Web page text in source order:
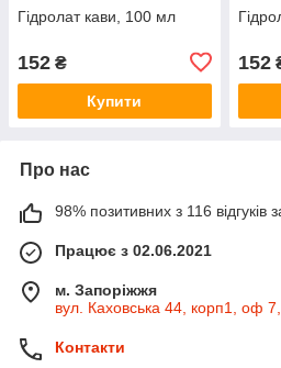
Гідролат кави, 100 мл
152 ₴
Купити
152
Про нас
98% позитивних з 116 відгуків
Працює з 02.06.2021
м. Запоріжжя
вул. Каховська 44, корп1, оф
Контакти